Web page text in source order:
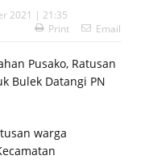
2021 | 21:35
Print Email
warga